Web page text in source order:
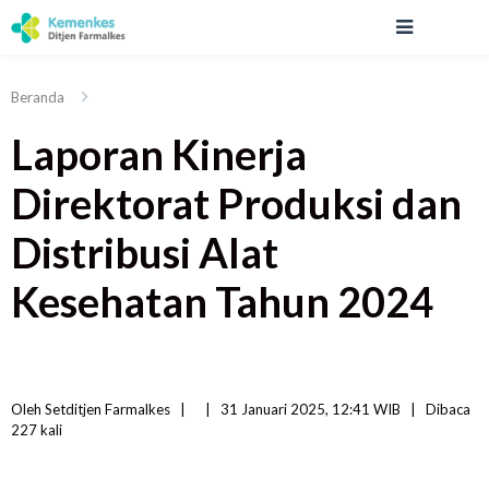
Beranda
Laporan Kinerja
Direktorat Produksi dan
Distribusi Alat
Kesehatan Tahun 2024
Oleh Setditjen Farmalkes 31 Januari 2025, 12:41 WIB
Dibaca
227 kali